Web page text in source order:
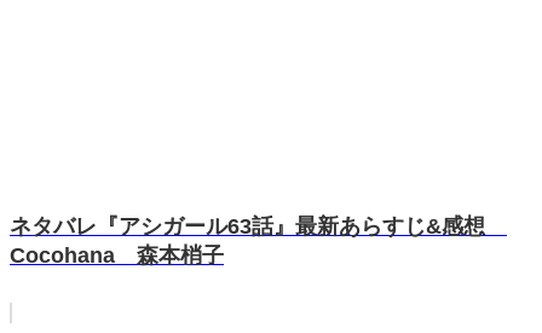
ネタバレ『アシガール63話』最新あらすじ&感想
Cocohana 森本梢子